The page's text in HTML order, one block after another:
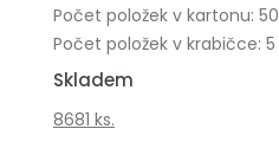
Počet položek v kartonu: 50
Počet položek v krabičce: 5
Skladem
8681 ks.